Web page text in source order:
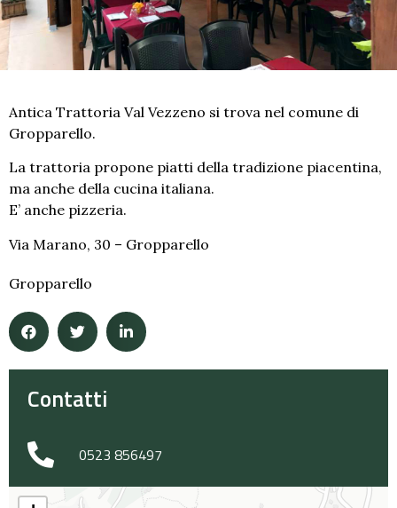
Antica Trattoria Val Vezzeno si trova nel comune di
Gropparello.
La trattoria propone piatti della tradizione piacentina,
ma anche della cucina italiana.
E’ anche pizzeria.
Via Marano, 30 – Gropparello
Gropparello
Contatti
0523 856497